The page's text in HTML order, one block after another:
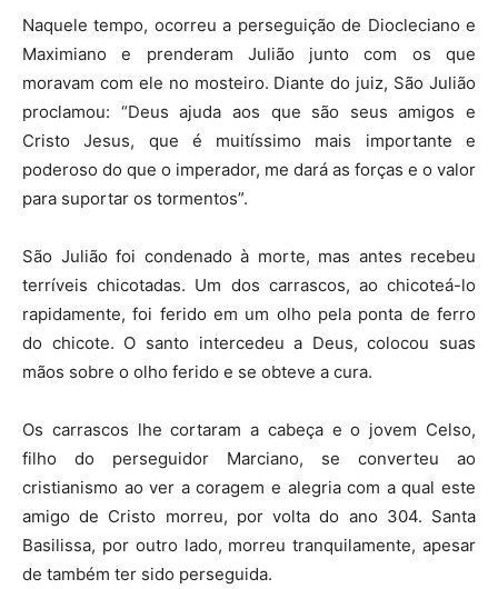
Naquele tempo, ocorreu a perseguição de Diocleciano e
Maximiano e prenderam Julião junto com os que
moravam com ele no mosteiro. Diante do juiz, São Julião
proclamou: “Deus ajuda aos que são seus amigos e
Cristo Jesus, que é muitíssimo mais importante e
poderoso do que o imperador, me dará as forças e o valor
para suportar os tormentos”.
São Julião foi condenado à morte, mas antes recebeu
terríveis chicotadas. Um dos carrascos, ao chicoteá-lo
rapidamente, foi ferido em um olho pela ponta de ferro
do chicote. O santo intercedeu a Deus, colocou suas
mãos sobre o olho ferido e se obteve a cura.
Os carrascos lhe cortaram a cabeça e o jovem Celso,
filho do perseguidor Marciano, se converteu ao
cristianismo ao ver a coragem e alegria com a qual este
amigo de Cristo morreu, por volta do ano 304. Santa
Basilissa, por outro lado, morreu tranquilamente, apesar
de também ter sido perseguida.